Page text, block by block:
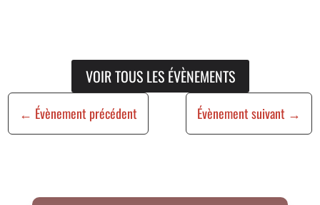
VOIR TOUS LES ÉVÈNEMENTS
← Évènement précédent Évènement suivant →